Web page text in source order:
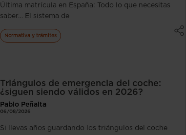
Última matrícula en España: Todo lo que necesitas
saber… El sistema de
Normativa y trámites
Triángulos de emergencia del coche:
¿siguen siendo válidos en 2026?
Pablo Peñalta
06/08/2026
Si llevas años guardando los triángulos del coche